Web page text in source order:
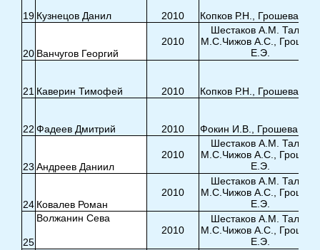
19 Кузнецов Данил 2010 Копков Р.Н., Грошева Е.Э.
20 Ванчугов Георгий
2010
Шестаков А.М. Талья
М.С.Чижов А.С., Грошева
Е.Э.
21 Каверин Тимофей 2010 Копков Р.Н., Грошева Е.Э.
22 Фадеев Дмитрий 2010 Фокин И.В., Грошева Е.Э.
23 Андреев Даниил
2010
Шестаков А.М. Талья
М.С.Чижов А.С., Грошева
Е.Э.
24 Ковалев Роман
2010
Шестаков А.М. Талья
М.С.Чижов А.С., Грошева
Е.Э.
25
Волжанин Сева
2010
Шестаков А.М. Талья
М.С.Чижов А.С., Грошева
Е.Э.